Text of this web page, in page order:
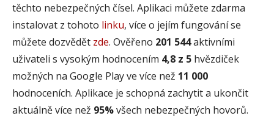
těchto nebezpečných čísel. Aplikaci můžete zdarma
instalovat z tohoto linku, více o jejím fungování se
můžete dozvědět zde. Ověřeno 201 544aktivními
uživateli s vysokým hodnocením 4,8 z 5 hvězdiček
možných na Google Play ve více než 11 000
hodnoceních. Aplikace je schopná zachytit a ukončit
aktuálně více než 95%všech nebezpečných hovorů.